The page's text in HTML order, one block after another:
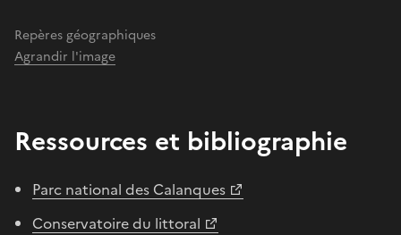
Repères géographiques
Agrandir l'image
Ressources et bibliographie
Parc national des Calanques
Conservatoire du littoral